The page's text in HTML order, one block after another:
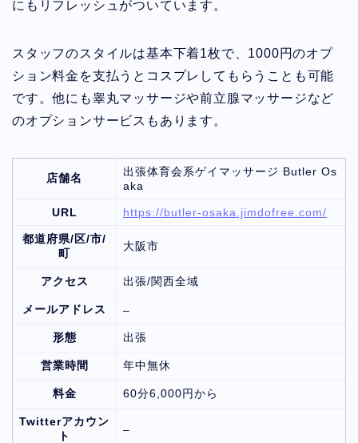
にもリフレッシュがついています。
スタッフのスタイルは基本下着1枚で、1000円のオプ
ション料金を支払うとコスプレしてもらうことも可能
です。他にも睾丸マッサージや前立腺マッサージなど
のオプションサービスもあります。
店舗名
出張体育会系ゲイマッサージ Butler Os
aka
URL https://butler-osaka.jimdofree.com/
都道府県/区/市/
町
大阪市
アクセス 出張/関西全域
メールアドレス –
形態 出張
営業時間 年中無休
料金 60分6,000円から
Twitterアカウン
ト
–